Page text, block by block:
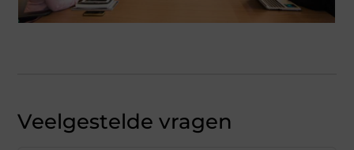
Veelgestelde vragen